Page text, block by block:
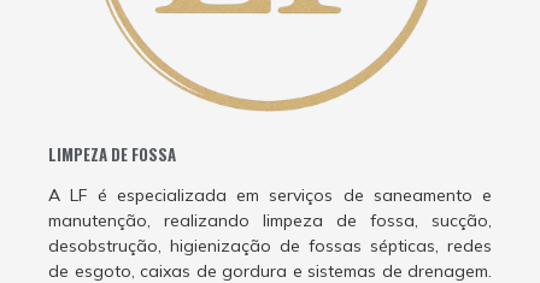
LIMPEZA DE FOSSA
A LF é especializada em serviços de saneamento e
manutenção, realizando limpeza de fossa, sucção,
desobstrução, higienização de fossas sépticas, redes
de esgoto, caixas de gordura e sistemas de drenagem.